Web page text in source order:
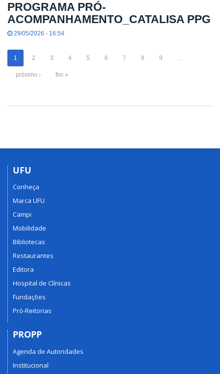
PROGRAMA PRÓ-
ACOMPANHAMENTO_CATALISA PPG
29/05/2026 - 16:54
1 2 3 4 5 6 7 8 9
próximo › fim »
UFU
Conheça
Marca UFU
Campi
Mobilidade
Bibliotecas
Restaurantes
Editora
Hospital de Clínicas
Fundações
Pró-Reitorias
PROPP
Agenda de Autoridades
Institucional